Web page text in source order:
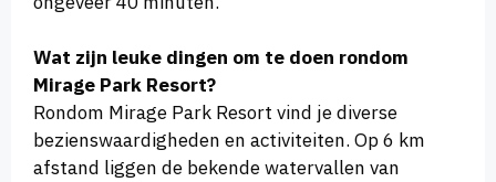
Wat zijn leuke dingen om te doen rondom
Mirage Park Resort?
Rondom Mirage Park Resort vind je diverse
bezienswaardigheden en activiteiten. Op 6 km
afstand liggen de bekende watervallen van